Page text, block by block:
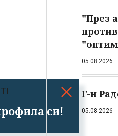
си!
"През
05.08.2026
Г-н
05.08.2026